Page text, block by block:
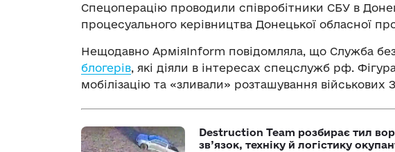
Спецоперацію проводили співробітники СБУ в
процесуального керівництва Донецької обласної
Нещодавно АрміяInform повідомляла, що Служба
блогерів, які діяли в інтересах спецслужб рф.
мобілізацію та «зливали» розташування військових
Destruction Team розбирає тил
зв’язок, техніку й логістику